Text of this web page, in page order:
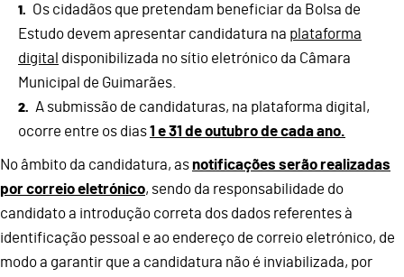
Os cidadãos que pretendam beneficiar da Bolsa de
Estudo devem apresentar candidatura na plataforma
digital disponibilizada no sítio eletrónico da Câmara
Municipal de Guimarães.
A submissão de candidaturas, na plataforma digital,
ocorre entre os dias1 e 31 de outubro de cada ano.
No âmbito da candidatura, asnotificações serão realizadas
por correio eletrónico, sendo da responsabilidade do
candidato a introdução correta dos dados referentes à
identificação pessoal e ao endereço de correio eletrónico, de
modo a garantir que a candidatura não é inviabilizada, por